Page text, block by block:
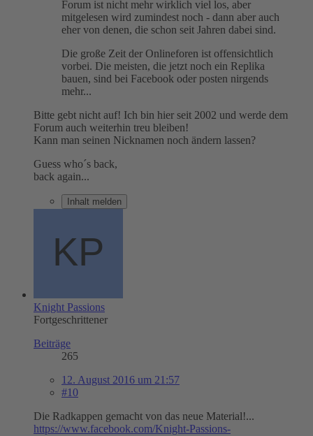
Forum ist nicht mehr wirklich viel los, aber
mitgelesen wird zumindest noch - dann aber auch
eher von denen, die schon seit Jahren dabei sind.
Die große Zeit der Onlineforen ist offensichtlich
vorbei. Die meisten, die jetzt noch ein Replika
bauen, sind bei Facebook oder posten nirgends
mehr...
Bitte gebt nicht auf! Ich bin hier seit 2002 und werde dem
Forum auch weiterhin treu bleiben!
Kann man seinen Nicknamen noch ändern lassen?
Guess who´s back,
back again...
Inhalt melden
Knight Passions
Fortgeschrittener
Beiträge
265
12. August 2016 um 21:57
#10
Die Radkappen gemacht von das neue Material!...
https://www.facebook.com/Knight-Passions-